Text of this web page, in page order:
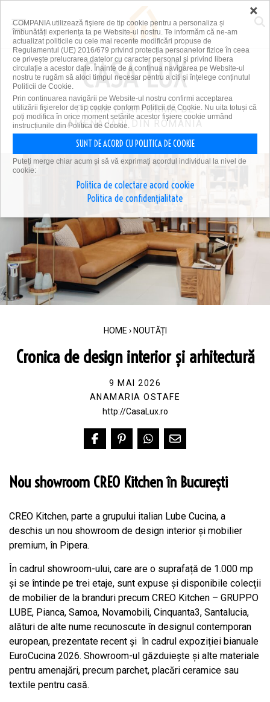
PRIMA PLATFORMĂ DE
AMENAJĂRI DIN ROMÂNIA
HOME › NOUTĂȚI
Cronica de design interior și arhitectură
9 MAI 2026
ANAMARIA OSTAFE
http://CasaLux.ro
Nou showroom CREO Kitchen în București
CREO Kitchen, parte a grupului italian Lube Cucina, a
deschis un nou showroom de design interior și mobilier
premium, în Pipera.
În cadrul showroom-ului, care are o suprafață de 1.000 mp
și se întinde pe trei etaje, sunt expuse și disponibile colecții
de mobilier de la branduri precum CREO Kitchen – GRUPPO
LUBE, Pianca, Samoa, Novamobili, Cinquanta3, Santalucia,
alături de alte nume recunoscute în designul contemporan
european, prezentate recent și în cadrul expoziției bianuale
EuroCucina 2026. Showroom-ul găzduiește și alte materiale
pentru amenajări, precum parchet, placări ceramice sau
textile pentru casă.
×
COMPANIA utilizează fişiere de tip cookie pentru a personaliza și
îmbunătăți experiența ta pe Website-ul nostru. Te informăm că ne-am
actualizat politicile cu cele mai recente modificări propuse de
Regulamentul (UE) 2016/679 privind protecția persoanelor fizice în ceea
ce privește prelucrarea datelor cu caracter personal și privind libera
circulație a acestor date. Înainte de a continua navigarea pe Website-ul
nostru te rugăm să aloci timpul necesar pentru a citi și înțelege conținutul
Politicii de Cookie.
Prin continuarea navigării pe Website-ul nostru confirmi acceptarea
utilizării fişierelor de tip cookie conform Politicii de Cookie. Nu uita totuși că
poți modifica în orice moment setările acestor fişiere cookie urmând
instrucțiunile din Politica de Cookie.
SUNT DE ACORD CU POLITICA DE COOKIE
Puteți merge chiar acum și să vă exprimați acordul individual la nivel de
cookie:
Politica de colectare acord cookie
Politica de confidențialitate